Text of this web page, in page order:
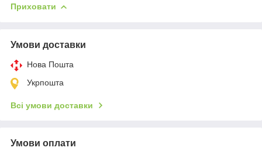
Приховати
Умови доставки
Нова Пошта
Укрпошта
Всі умови доставки
Умови оплати